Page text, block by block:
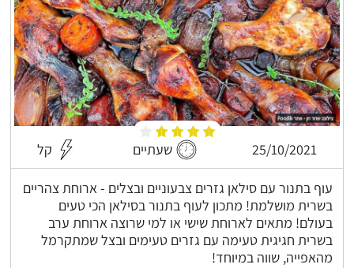
25/10/2021 שעתיים קל
עוף בתנור עם סילאן גזרים צבעוניים ובצלים - ארוחת צהריים
בשרית מושלמת! מתכון לעוף בתנור בסילאן הכי טעים
בעולם! מתאים לארוחת שישי או למי שרוצה ארוחת ערב
בשרית חגיגית טעימה עם גזרים טעימים ובצל שמתקרמל
מהאפייה, שווה במיוחד!